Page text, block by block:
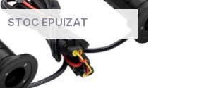
STOC EPUIZAT